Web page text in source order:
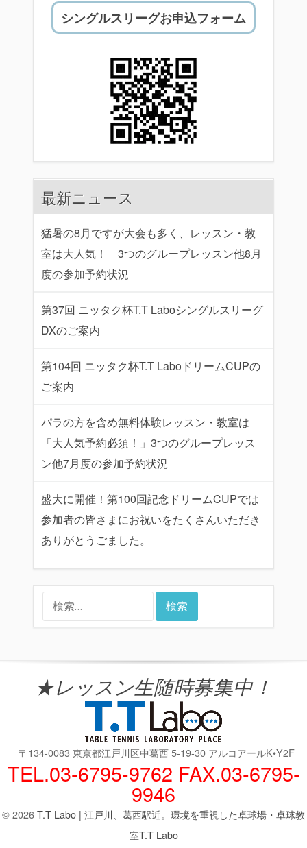
シングルスリーグお申込フォーム
最新ニュース
猛暑の8月ですが大会も多く、レッスン・教
室は大人気！ 3つのグループレッスン他8月
度の参加予約状況
第37回 ニッタク杯T.T Laboシングルスリーグ
DXのご案内
第104回 ニッタク杯T.T LaboドリームCUPの
ご案内
パラの方を含め無料体験レッスン・教室は
「大人気予約必須！」3つのグループレッス
ン他7月度の参加予約状況
盛大に開催！第100回記念ドリームCUPでは
参加者の皆さまにお祝いをたくさんいただき
ありがとうごました。
索:
★レッスン生随時募集中！
〒134-0083 東京都江戸川区中葛西 5-19-30 アルコアールK•Y2F
TEL.03-6795-9762 FAX.03-6795-
9946
© 2026T.T Labo | 江戸川、葛西駅近。環境を重視した卓球場・卓球教
室T.T Labo